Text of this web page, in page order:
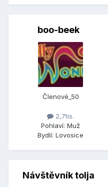
boo-beek
Členové_50
2,7tis.
Pohlaví: Muž
Bydlí: Lovosice
Návštěvník tolja